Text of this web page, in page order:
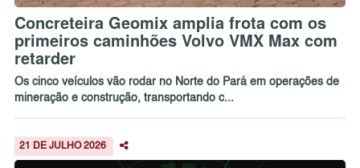
Concreteira Geomix amplia frota com os
primeiros caminhões Volvo VMX Max com
retarder
Os cinco veículos vão rodar no Norte do Pará em operações de
mineração e construção, transportando c...
21 DE JULHO 2026